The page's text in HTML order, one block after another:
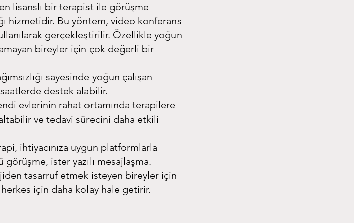
lisanslı bir terapist ile görüşme
hizmetidir. Bu yöntem, video konferans
gerçekleştirilir. Özellikle yoğun
bireyler için çok değerli bir
sayesinde yoğun çalışan
destek alabilir.
evlerinin rahat ortamında terapilere
ve tedavi sürecini daha etkili
ihtiyacınıza uygun platformlarla
ister yazılı mesajlaşma.
tasarruf etmek isteyen bireyler için
için daha kolay hale getirir.